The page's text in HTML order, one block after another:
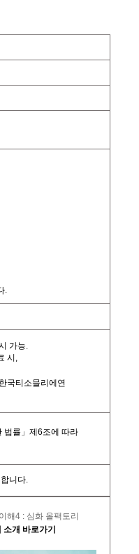
.
가능.
시 ,
한국티소믈리에연
법률」제 6조에 따라
니다.
이해4 : 심화 올팩토리
소개 바로가기